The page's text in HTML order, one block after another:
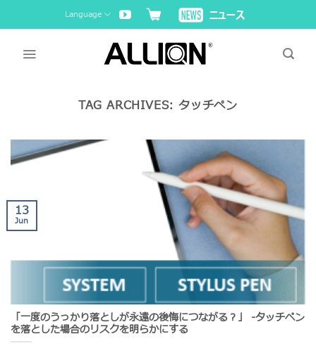
to
Language
TAG ARCHIVES:タッチペン
「一度のうっかり落としが永遠の後悔につながる？」 -タッチペン
を落とした場合のリスクを明らかにする
13
Jun